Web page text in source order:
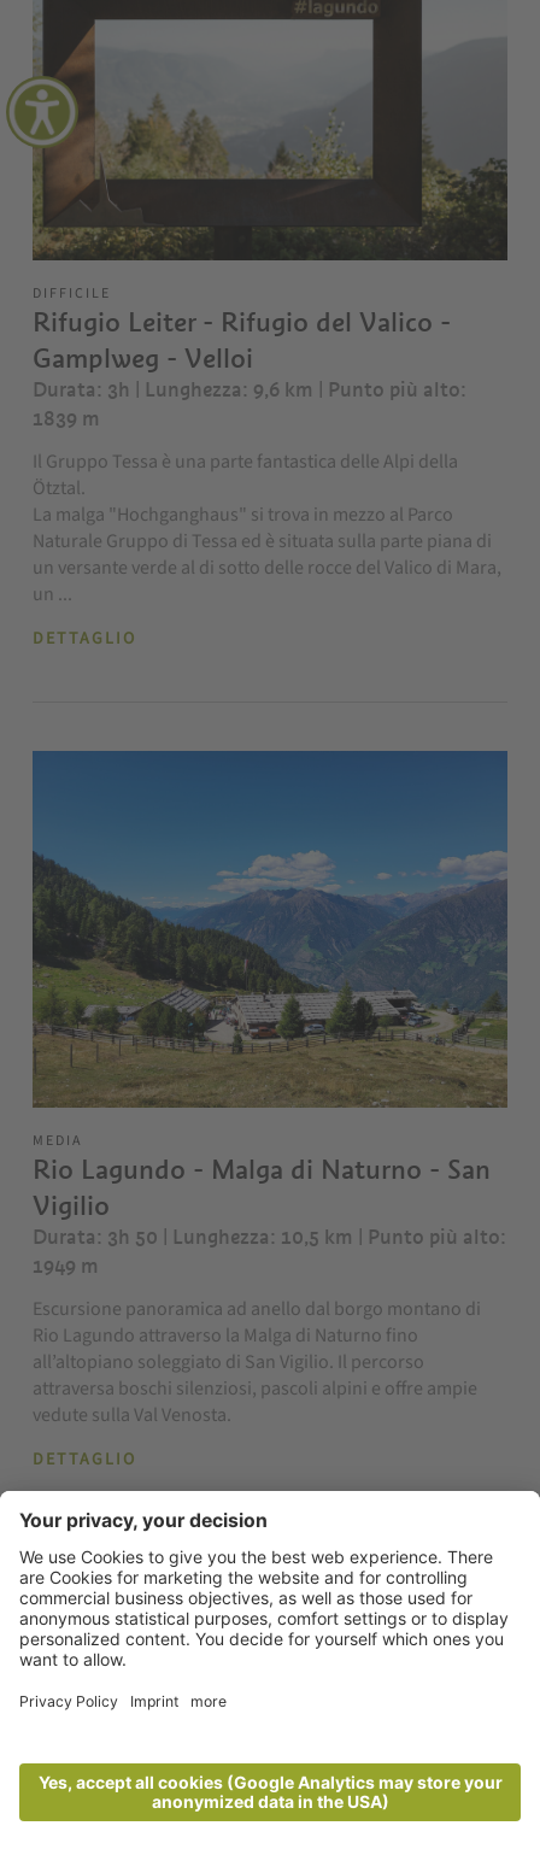
DIFFICILE
Rifugio Leiter - Rifugio del Valico -
Gamplweg - Velloi
Durata: 3h | Lunghezza: 9,6 km | Punto più alto:
1839 m
Il Gruppo Tessa è una parte fantastica delle Alpi della
Ötztal.
La malga "Hochganghaus" si trova in mezzo al Parco
Naturale Gruppo di Tessa ed è situata sulla parte piana di
un versante verde al di sotto delle rocce del Valico di Mara,
un ...
DETTAGLIO
MEDIA
Rio Lagundo - Malga di Naturno - San
Vigilio
Durata: 3h 50 | Lunghezza: 10,5 km | Punto più alto:
1949 m
Escursione panoramica ad anello dal borgo montano di
Rio Lagundo attraverso la Malga di Naturno fino
all’altopiano soleggiato di San Vigilio. Il percorso
attraversa boschi silenziosi, pascoli alpini e offre ampie
vedute sulla Val Venosta.
DETTAGLIO